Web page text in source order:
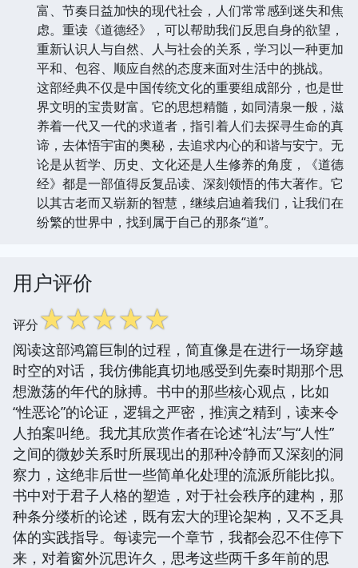
富、节奏日益加快的现代社会，人们常常感到迷失和焦
虑。重读《道德经》，可以帮助我们反思自身的欲望，
重新认识人与自然、人与社会的关系，学习以一种更加
平和、包容、顺应自然的态度来面对生活中的挑战。
这部经典不仅是中国传统文化的重要组成部分，也是世
界文明的宝贵财富。它的思想精髓，如同清泉一般，滋
养着一代又一代的求道者，指引着人们去探寻生命的真
谛，去体悟宇宙的奥秘，去追求内心的和谐与安宁。无
论是从哲学、历史、文化还是人生修养的角度，《道德
经》都是一部值得反复品读、深刻领悟的伟大著作。它
以其古老而又崭新的智慧，继续启迪着我们，让我们在
纷繁的世界中，找到属于自己的那条“道”。
用户评价
评分☆☆☆☆☆
阅读这部鸿篇巨制的过程，简直像是在进行一场穿越
时空的对话，我仿佛能真切地感受到先秦时期那个思
想激荡的年代的脉搏。书中的那些核心观点，比如
“性恶论”的论证，逻辑之严密，推演之精到，读来令
人拍案叫绝。我尤其欣赏作者在论述“礼法”与“人性”
之间的微妙关系时所展现出的那种冷静而又深刻的洞
察力，这绝非后世一些简单化处理的流派所能比拟。
书中对于君子人格的塑造，对于社会秩序的建构，那
种条分缕析的论述，既有宏大的理论架构，又不乏具
体的实践指导。每读完一个章节，我都会忍不住停下
来，对着窗外沉思许久，思考这些两千多年前的思